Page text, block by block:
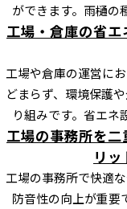
ができます。雨樋
工場・倉庫の省
工場や倉庫の運営に
どまらず、環境保護
り組みです。省エ
工場の事務所を
リ
工場の事務所で快適
防音性の向上が重要